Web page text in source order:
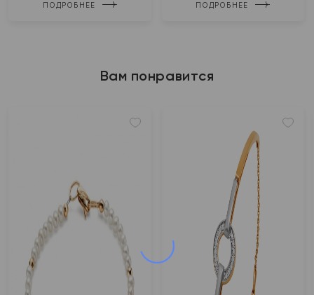
ПОДРОБНЕЕ ПОДРОБНЕЕ
Вам понравится